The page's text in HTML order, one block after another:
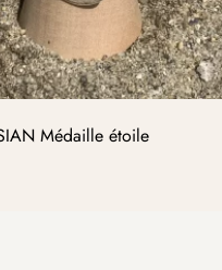
Médaille étoile